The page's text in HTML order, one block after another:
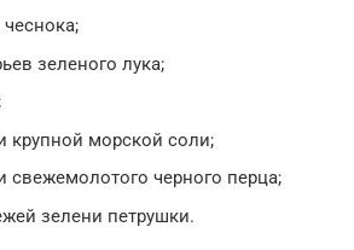
чеснока;
зеленого лука;
крупной морской соли;
свежемолотого черного перца;
зелени петрушки.